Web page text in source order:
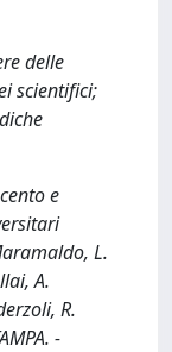
delle
scientifici;
e
L.
A.
R.
-